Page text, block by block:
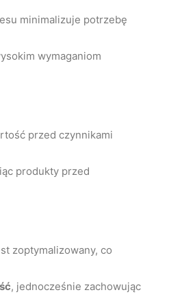
minimalizuje potrzebę
wymaganiom
przed czynnikami
produkty przed
zoptymalizowany, co
, jednocześnie zachowując